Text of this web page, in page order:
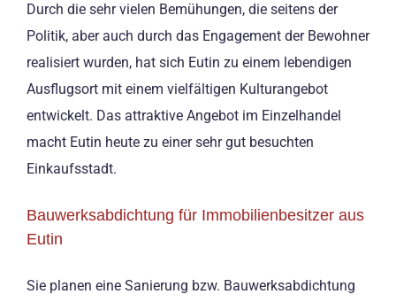
Durch die sehr vielen Bemühungen, die seitens der
Politik, aber auch durch das Engagement der Bewohner
realisiert wurden, hat sich Eutin zu einem lebendigen
Ausflugsort mit einem vielfältigen Kulturangebot
entwickelt. Das attraktive Angebot im Einzelhandel
macht Eutin heute zu einer sehr gut besuchten
Einkaufsstadt.
Bauwerksabdichtung für Immobilienbesitzer aus
Eutin
Sie planen eine Sanierung bzw. Bauwerksabdichtung